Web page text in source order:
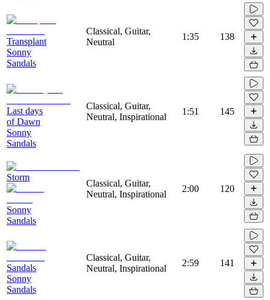
Transplant
Sonny
Sandals
Classical, Guitar,
Neutral
1:35 138
Last days
of Dawn
Sonny
Sandals
Classical, Guitar,
Neutral, Inspirational
1:51 145
Storm
Sonny
Sandals
Classical, Guitar,
Neutral, Inspirational
2:00 120
Sandals
Sonny
Sandals
Classical, Guitar,
Neutral, Inspirational
2:59 141